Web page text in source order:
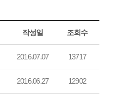
작성일 조회수
2016.07.07 13717
2016.06.27 12902